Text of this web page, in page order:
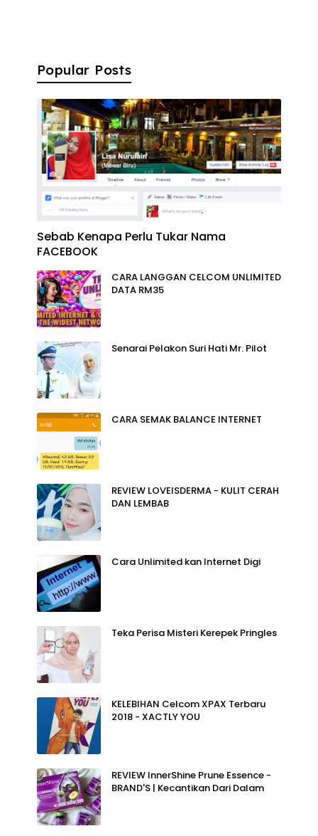
Popular Posts
Sebab Kenapa Perlu Tukar Nama
FACEBOOK
CARA LANGGAN CELCOM UNLIMITED
DATA RM35
Senarai Pelakon Suri Hati Mr. Pilot
CARA SEMAK BALANCE INTERNET
REVIEW LOVEISDERMA - KULIT CERAH
DAN LEMBAB
Cara Unlimited kan Internet Digi
Teka Perisa Misteri Kerepek Pringles
KELEBIHAN Celcom XPAX Terbaru
2018 - XACTLY YOU
REVIEW InnerShine Prune Essence -
BRAND'S | Kecantikan Dari Dalam